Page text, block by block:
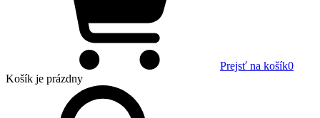
Prejsť na košík0
Košík je prázdny